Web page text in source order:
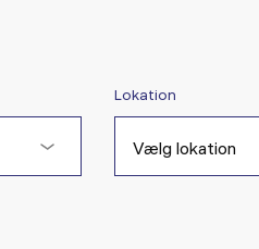
Lokation
Vælg lokation